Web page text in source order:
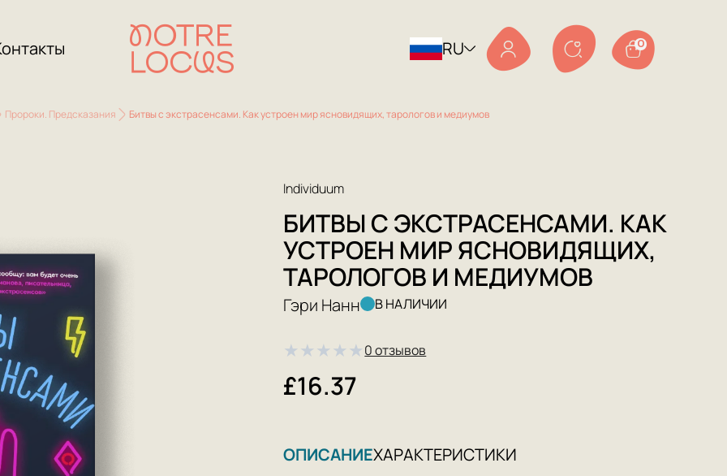
RU 0
Пророки. Предсказания Битвы с экстрасенсами. Как устроен мир ясновидящих, тарологов и медиумов
Individuum
БИТВЫ С ЭКСТРАСЕНСАМИ. КАК
УСТРОЕН МИР ЯСНОВИДЯЩИХ,
ТАРОЛОГОВ И МЕДИУМОВ
Гэри Нанн В НАЛИЧИИ
★★★★★0 отзывов
£16.37
ОПИСАНИЕХАРАКТЕРИСТИКИ